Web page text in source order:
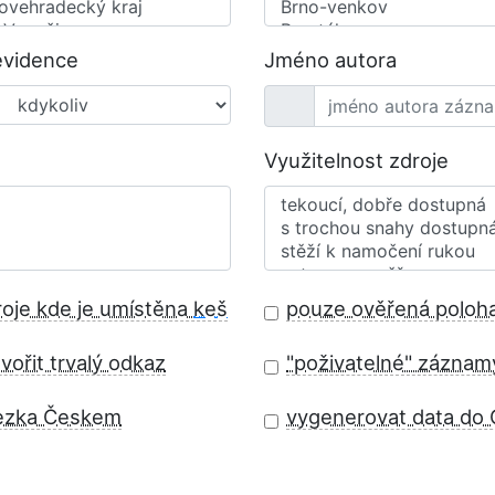
Jméno autora
Využitelnost zdroje
kde je umístěna keš pouze ověřená
trvalý odkaz "poživatelné"
Českem vygenerovat data do